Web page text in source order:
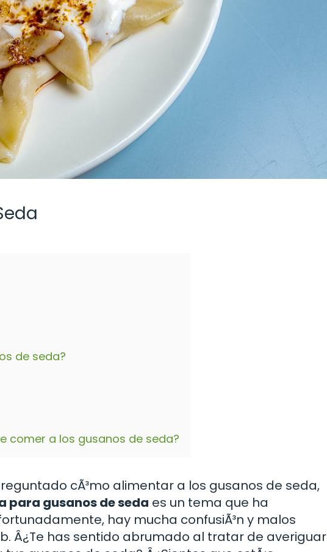
de seda?
comer a los gusanos de seda?
cÃ³mo alimentar a los gusanos de seda,
para gusanos de seda es un tema que ha
hay mucha confusiÃ³n y malos
Â¿Te has sentido abrumado al tratar de averiguar